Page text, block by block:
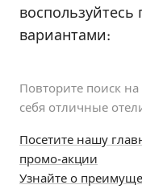
вариантами:
Повторите поиск
себя отличные
Посетите нашу
промо-акции
Узнайте о